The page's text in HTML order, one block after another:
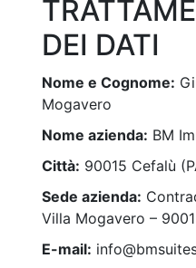
DEI DATI
Nome e Cognome:
Mogavero
Nome azienda: BM
Città: 90015 Cefalù
Sede azienda:
Villa Mogavero –
E-mail: